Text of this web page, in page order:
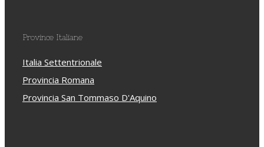
Province Italiane
Italia Settentrionale
Provincia Romana
Provincia San Tommaso D'Aquino